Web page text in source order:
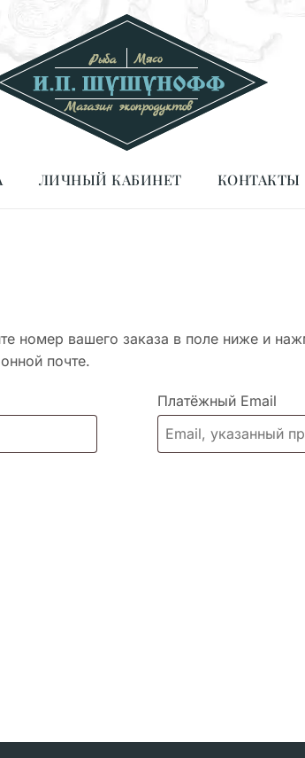
ЛИЧНЫЙ КАБИНЕТ КОНТАКТЫ
номер вашего заказа в поле ниже и
почте.
Платёжный Email